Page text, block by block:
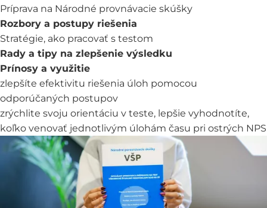
Príprava na Národné provnávacie skúšky
Rozbory a postupy riešenia
Stratégie, ako pracovať s testom
Rady a tipy na zlepšenie výsledku
Prínosy a využitie
zlepšíte efektivitu riešenia úloh pomocou
odporúčaných postupov
zrýchlite svoju orientáciu v teste, lepšie vyhodnotíte,
koľko venovať jednotlivým úlohám času pri ostrých NPS